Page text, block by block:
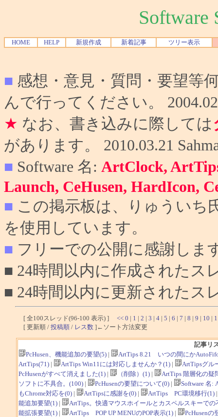
Software
HOME HELP 新規作成 新着記事 ツリー表示
■ 感想・意見・質問・要望等
んで行ってください。
★ なお、書き込みに際しては
があります。 2010.03.21
■ Software 名: ArtClock,
Launch, CeHusen, HardIcon,
■ この掲示板は、りゅういち
を使用しています。
■ フリーでの公開に感謝しま
■ 24時間以内に作成されたス
■ 24時間以内に更新されたス
[ 全100スレッド(96-100 表示) ] << 0 | 1 | 2 | 3 | 4 | 5 | 6 | 7 | 8 | 9 | 10 |
[ 更新順 / 投稿順 / レス数 ]←ソート方法変更
記事リ
PcHusen、機能追加の要望(5)|
ArtTips 8.21 いつの間にか
ArtTips(71)| ArtTips Win11には対応しませんか？(1)|
ArtTipsグル
PcHusenがすべて消えました(1)| （削除）(1)|
ArtTips 階層化の疑
ソフトに不具合。(100)| PcHusenの要望について(0)|
Software 名:
もChrome対応を(0)| ArtTipsに感謝を(0)| ArtTips PC環境移行(1)
能追加要望(1)|
ArtTips。快適マウスホイールとカスペルスキーでの
能拡張要望(1)| ArtTips POP UP MENUのPOP表示(1)|
PcHusenの